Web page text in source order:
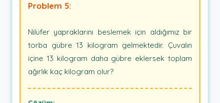
Problem 5:
Nilüfer yapraklarını beslemek için aldığımız bir
torba gübre 13 kilogram gelmektedir. Çuvalın
içine 13 kilogram daha gübre eklersek toplam
ağırlık kaç kilogram olur?